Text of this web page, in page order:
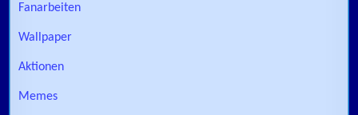
Fanarbeiten
Wallpaper
Aktionen
Memes